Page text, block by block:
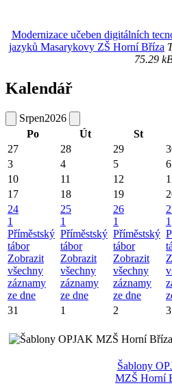
Modernizace učeben digitálních
jazyků Masarykovy ZŠ Horní Bříza
75.29
Kalendář
Srpen2026
Po
Út St
27
28 29
3
4 5 6
10
11 12
17
18 19
24
1
Příměstský
tábor
Zobrazit
všechny
záznamy
ze dne
25
1
Příměstský
tábor
Zobrazit
všechny
záznamy
ze dne
26
1
Příměstský
tábor
Zobrazit
všechny
záznamy
ze dne
1
31 1 2 3
Šablony
MZŠ Horní